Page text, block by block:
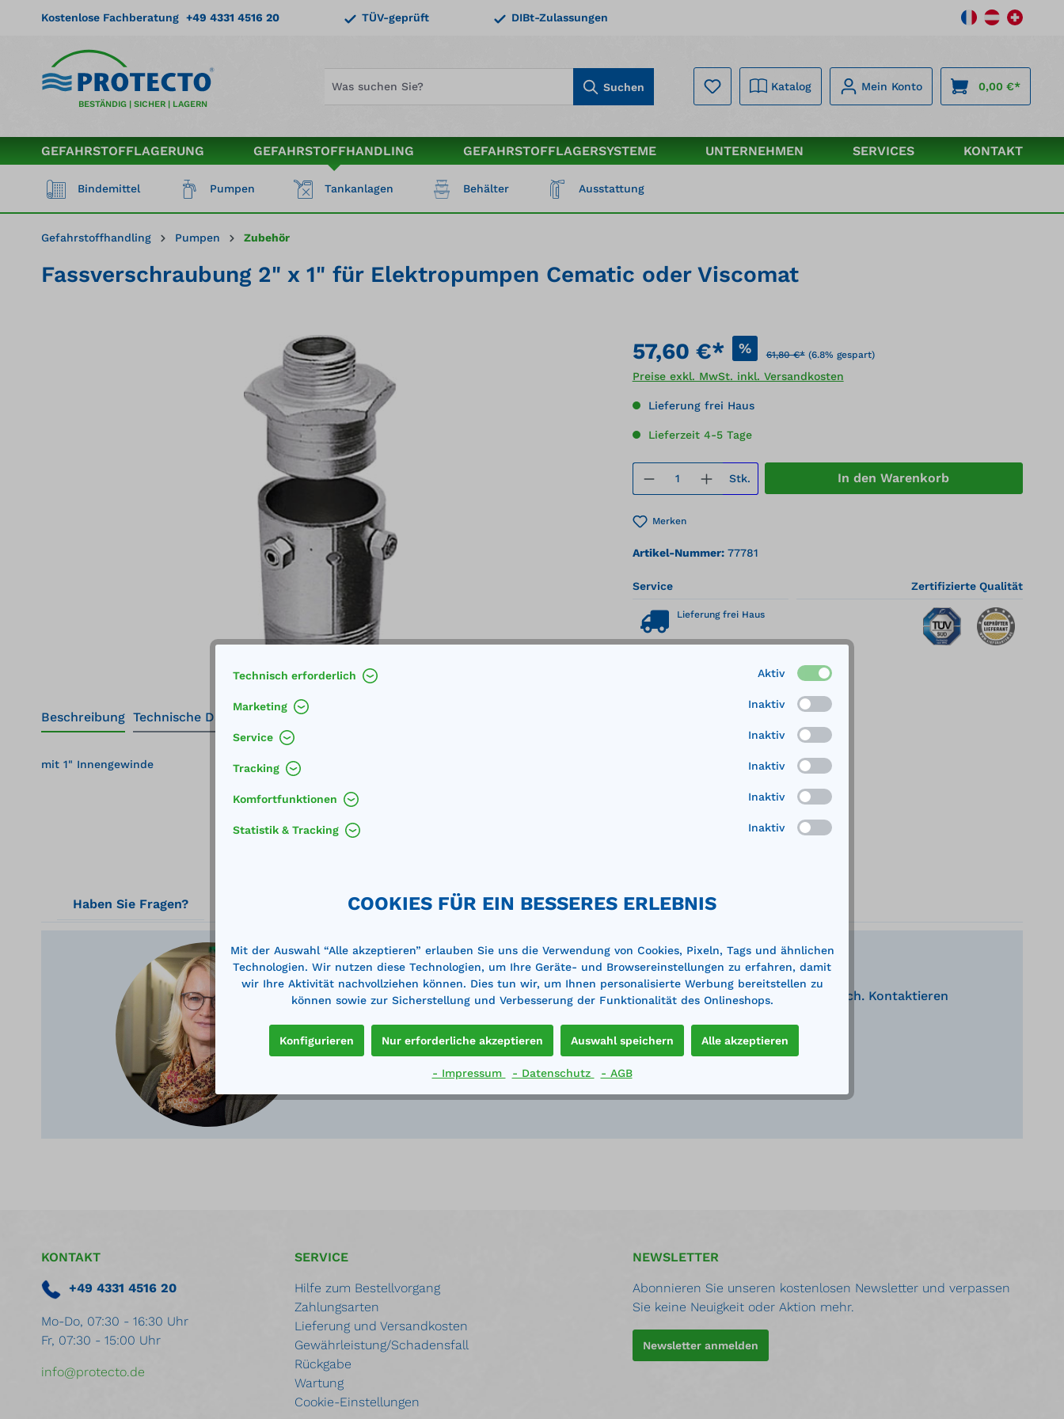
Zur Hauptnavigation springen
Kostenlose Fachberatung +49 4331 4516 20 TÜV-geprüft DIBt-Zulassungen
BESTÄNDIG | SICHER | LAGERN
Suchen Katalog Mein Konto 0,00 €*
GEFAHRSTOFFLAGERUNG GEFAHRSTOFFHANDLING GEFAHRSTOFFLAGERSYSTEME UNTERNEHMEN SERVICES KONTAKT
Bindemittel Pumpen Tankanlagen Behälter Ausstattung
Gefahrstoffhandling Pumpen Zubehör
Fassverschraubung 2" x 1" für Elektropumpen Cematic oder Viscomat
57,60 €* % 61,80 €* (6.8% gespart)
Preise exkl. MwSt. inkl. Versandkosten
Lieferung frei Haus
Lieferzeit 4-5 Tage
Produkt Anzahl: Gib den gewünschten Wert
Stk. In den Warenkorb
Merken
Artikel-Nummer: 77781
Service
Lieferung frei Haus
Zertifizierte Qualität
Beschreibung Technische Daten
mit 1" Innengewinde
Haben Sie Fragen?
Gerne sind wir Ihnen bei der Planung und Auswahl der passenden Produkte behilflich. Kontaktieren
Jetzt kontaktieren
KONTAKT
+49 4331 4516 20
Mo-Do, 07:30 - 16:30 Uhr
Fr, 07:30 - 15:00 Uhr
info@protecto.de
SERVICE
Hilfe zum Bestellvorgang
Zahlungsarten
Lieferung und Versandkosten
Gewährleistung/Schadensfall
Rückgabe
Wartung
Cookie-Einstellungen
NEWSLETTER
Abonnieren Sie unseren kostenlosen Newsletter und verpassen
Sie keine Neuigkeit oder Aktion mehr.
Newsletter anmelden
Technisch erforderlich Aktiv
Marketing Inaktiv
Service Inaktiv
Tracking Inaktiv
Komfortfunktionen Inaktiv
Statistik & Tracking Inaktiv
COOKIES FÜR EIN BESSERES ERLEBNIS
Mit der Auswahl “Alle akzeptieren” erlauben Sie uns die Verwendung von Cookies, Pixeln, Tags und ähnlichen
Technologien. Wir nutzen diese Technologien, um Ihre Geräte- und Browsereinstellungen zu erfahren, damit
wir Ihre Aktivität nachvollziehen können. Dies tun wir, um Ihnen personalisierte Werbung bereitstellen zu
können sowie zur Sicherstellung und Verbesserung der Funktionalität des Onlineshops.
Konfigurieren Nur erforderliche akzeptieren Auswahl speichern Alle akzeptieren
- Impressum - Datenschutz - AGB